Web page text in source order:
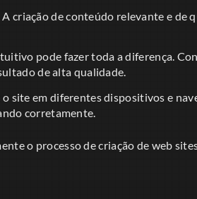
criação de conteúdo relevante e de
pode fazer toda a diferença.
de alta qualidade.
site em diferentes dispositivos e
corretamente.
o processo de criação de web